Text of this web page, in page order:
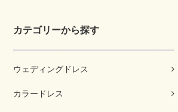
カテゴリーから探す
ウェディングドレス
カラードレス